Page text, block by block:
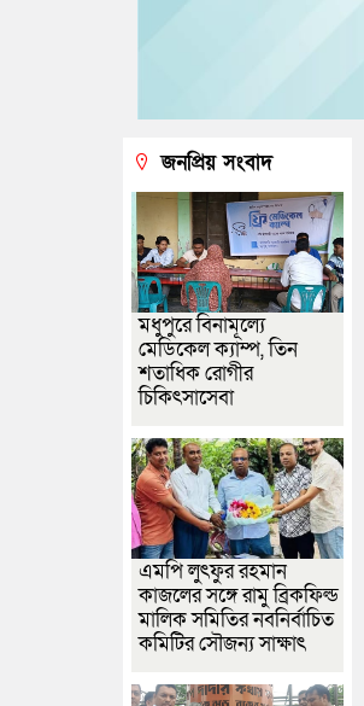
জনপ্রিয় সংবাদ
মধুপুরে বিনামূল্যে
মেডিকেল ক্যাম্প, তিন
শতাধিক রোগীর
চিকিৎসাসেবা
এমপি লুৎফুর রহমান
কাজলের সঙ্গে রামু ব্রিকফিল্ড
মালিক সমিতির নবনির্বাচিত
কমিটির সৌজন্য সাক্ষাৎ